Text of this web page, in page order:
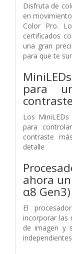
Disfruta de
en
Color Pro.
certificados
una gran
para que te
para
Los
para
contraste
detalle
ahora
α8 Gen3)
El
incorporar las
de imagen y